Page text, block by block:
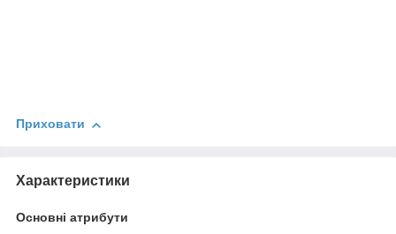
Приховати
Характеристики
Основні атрибути